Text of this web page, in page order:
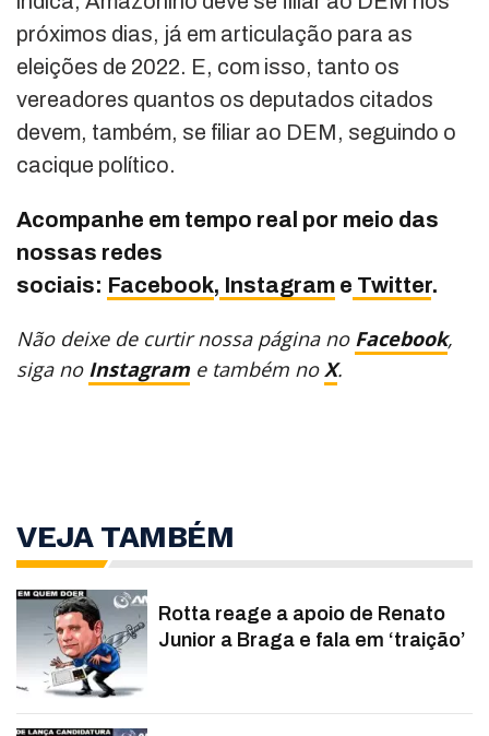
próximos dias, já em articulação para as
eleições de 2022. E, com isso, tanto os
vereadores quantos os deputados citados
devem, também, se filiar ao DEM, seguindo o
cacique político.
Acompanhe em tempo real por meio das
nossas redes
sociais: Facebook, Instagram e Twitter.
Não deixe de curtir nossa página no Facebook,
siga no Instagram e também no X.
VEJA TAMBÉM
Rotta reage a apoio de Renato
Junior a Braga e fala em ‘traição’